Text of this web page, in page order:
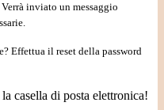
Verrà inviato un messaggio
Effettua il reset della password
casella di posta elettronica!